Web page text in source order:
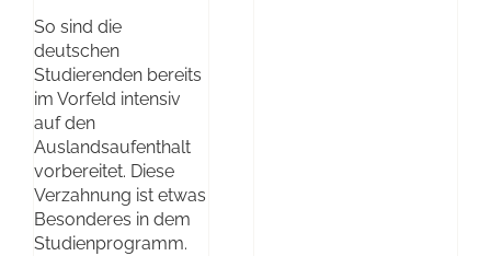
So sind die
deutschen
Studierenden bereits
im Vorfeld intensiv
auf den
Auslandsaufenthalt
vorbereitet. Diese
Verzahnung ist etwas
Besonderes in dem
Studienprogramm.